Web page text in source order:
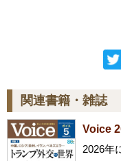
関連書籍・雑誌
Voice
2026年